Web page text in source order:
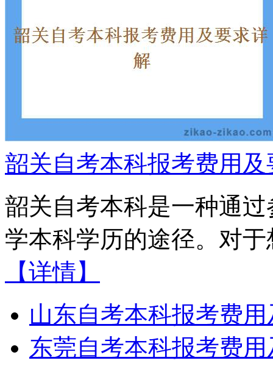
韶关自考本科报考费用
韶关自考本科是一种通
学本科学历的途径。对
【详情】
山东自考本科报考费
东莞自考本科报考费